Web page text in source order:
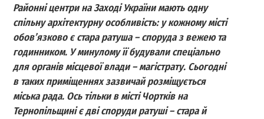
Районні центри на Заході України мають одну
спільну архітектурну особливість: у кожному місті
обов’язково є стара ратуша – споруда з вежею та
годинником. У минулому її будували спеціально
для органів місцевої влади – магістрату. Сьогодні
в таких приміщеннях зазвичай розміщується
міська рада. Ось тільки в місті Чортків на
Тернопільщині є дві споруди ратуші – стара й